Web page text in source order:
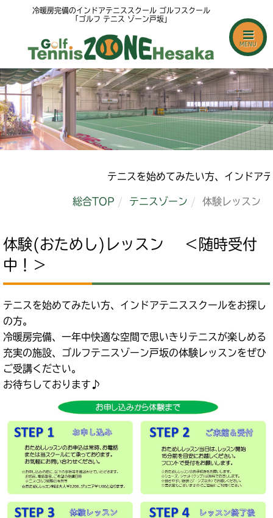
冷暖房完備のインドアテニススクール ゴルフスクール
「ゴルフ テニス ゾーン戸坂」
テニスを始めてみたい方、インドア
総合TOP テニスゾーン 体験レッスン
体験(おためし)レッスン ＜随時受付
中！＞
テニスを始めてみたい方、インドアテニススクールをお探し
の方。
冷暖房完備、一年中快適な空間で思いきりテニスが楽しめる
充実の施設、ゴルフテニスゾーン戸坂の体験レッスンをぜひ
ご受講ください。
お待ちしております♪
MENU